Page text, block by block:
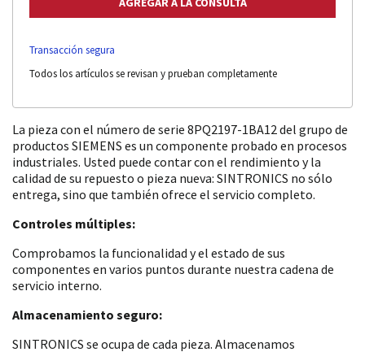
Transacción segura
Todos los artículos se revisan y prueban completamente
La pieza con el número de serie 8PQ2197-1BA12 del grupo de
productos SIEMENS es un componente probado en procesos
industriales. Usted puede contar con el rendimiento y la
calidad de su repuesto o pieza nueva: SINTRONICS no sólo
entrega, sino que también ofrece el servicio completo.
Controles múltiples:
Comprobamos la funcionalidad y el estado de sus
componentes en varios puntos durante nuestra cadena de
servicio interno.
Almacenamiento seguro:
SINTRONICS se ocupa de cada pieza. Almacenamos